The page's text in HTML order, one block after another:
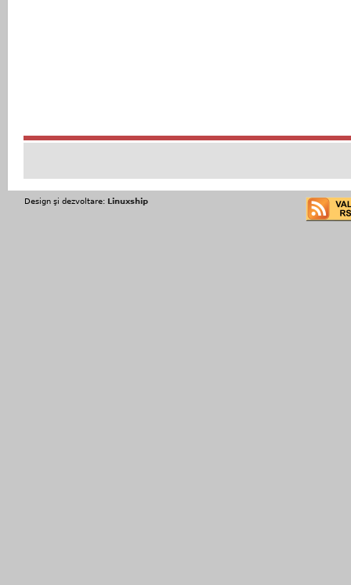
Design şi dezvoltare: Linuxship